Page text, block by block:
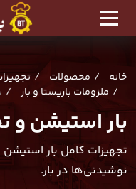
خانه محصولات
ملزومات باریستا و بار
بار استیشن و
تجهیزات کامل بار استیشن
نوشیدنی‌ها در بار.